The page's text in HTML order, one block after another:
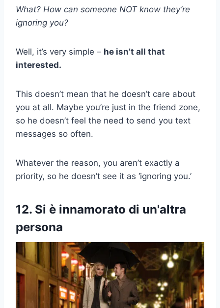
What? How can someone NOT know they’re
ignoring you?
Well, it’s very simple – he isn’t all that
interested.
This doesn’t mean that he doesn’t care about
you at all. Maybe you’re just in the friend zone,
so he doesn’t feel the need to send you text
messages so often.
Whatever the reason, you aren’t exactly a
priority, so he doesn’t see it as ‘ignoring you.’
12. Si è innamorato di un'altra
persona